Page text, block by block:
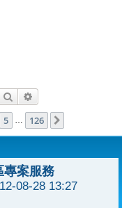
搜尋
頁)
5 … 126
專案服務
08-28 13:27